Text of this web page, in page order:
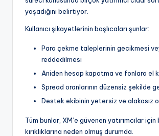
yaşadığını belirtiyor.
Kullanıcı şikayetlerinin başlıcaları şunlar:
Para çekme taleplerinin gecikmesi
reddedilmesi
Aniden hesap kapatma ve fonlara el
Spread oranlarının düzensiz şekilde
Destek ekibinin yetersiz ve alakasız
Tüm bunlar, XM’e güvenen yatırımcılar
kırıklıklarına neden olmuş durumda.